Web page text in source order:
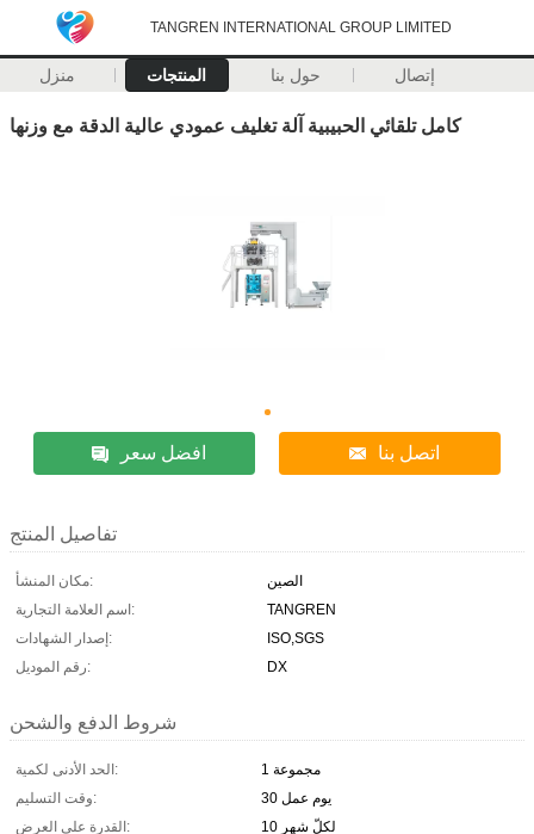
TANGREN INTERNATIONAL GROUP LIMITED
منزل المنتجات حول بنا إتصال
كامل تلقائي الحبيبية آلة تغليف عمودي عالية الدقة مع وزنها
افضل سعر اتصل بنا
تفاصيل المنتج
مكان المنشأ:
الصين
اسم العلامة التجارية:
TANGREN
إصدار الشهادات:
ISO,SGS
رقم الموديل:
DX
شروط الدفع والشحن
الحد الأدنى لكمية:
1 مجموعة
وقت التسليم:
30 يوم عمل
القدرة على العرض:
10 لكلّ شهر